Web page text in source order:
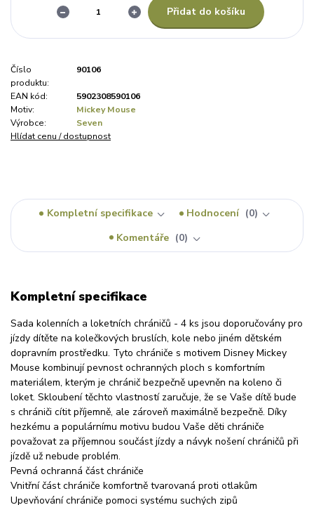
Přidat do košíku
Číslo
produktu:
90106
EAN kód:
5902308590106
Motiv:
Mickey Mouse
Výrobce:
Seven
Hlídat cenu / dostupnost
Kompletní specifikace Hodnocení
0
Komentáře
0
Kompletní specifikace
Sada kolenních a loketních chráničů - 4 ks jsou doporučovány pro
jízdy dítěte na kolečkových bruslích, kole nebo jiném dětském
dopravním prostředku. Tyto chrániče s motivem Disney Mickey
Mouse kombinují pevnost ochranných ploch s komfortním
materiálem, kterým je chránič bezpečně upevněn na koleno či
loket. Skloubení těchto vlastností zaručuje, že se Vaše dítě bude
s chrániči cítit příjemně, ale zároveň maximálně bezpečně. Díky
hezkému a populárnímu motivu budou Vaše děti chrániče
považovat za příjemnou součást jízdy a návyk nošení chráničů při
jízdě už nebude problém.
Pevná ochranná část chrániče
Vnitřní část chrániče komfortně tvarovaná proti otlakům
Upevňování chrániče pomoci systému suchých zipů